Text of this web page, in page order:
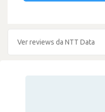
Ver reviews da NTT Data